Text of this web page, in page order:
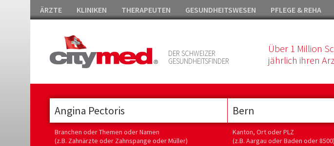
ÄRZTE KLINIKEN THERAPEUTEN GESUNDHEITSWESEN PFLEGE & REHA
DER SCHWEIZER
GESUNDHEITSFINDER
Über 1 Million
jährlich ihren
Branchen oder Themen oder Namen
(z.B. Zahnärzte oder Zahnspange oder Müller)
Kanton, Ort oder PLZ
(z.B. Aargau oder Baden oder 8500)